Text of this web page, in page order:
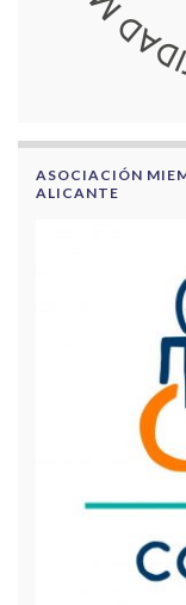
ASOCIACIÓN
ALICANTE